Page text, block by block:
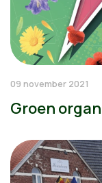
09 november 2021
Groen